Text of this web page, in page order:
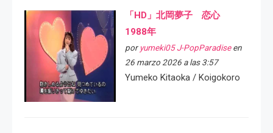
「HD」北岡夢子 恋心
1988年
por yumeki05 J-PopParadiseen
26 marzo 2026 a las 3:57
Yumeko Kitaoka / Koigokoro